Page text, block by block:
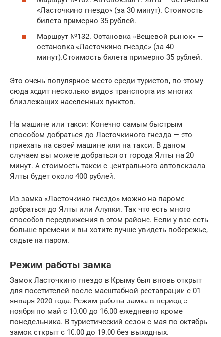
«Ласточкино гнездо» (за 30 минут). Стоимость
билета примерно 35 рублей.
Маршрут №132. Остановка «Вещевой рынок» —
остановка «Ласточкино гнездо» (за 40
минут).Стоимость билета примерно 35 рублей.
Это очень популярное место среди туристов, по этому
сюда ходит несколько видов транспорта из многих
близлежащих населенных пунктов.
На машине или такси: Конечно самым быстрым
способом добраться до Ласточкиного гнезда — это
приехать на своей машине или на такси. В даном
случаем вы можете добраться от города Ялты на 20
минут. А стоимость такси с центрального автовокзала
Ялты будет около 400 рублей.
Из замка «Ласточкино гнездо» можно на пароме
добраться до Ялты или Алупки. Так что есть много
способов передвижения в этом районе. Если у вас есть
больше времени и вы хотите лучше увидеть побережье,
сядьте на паром.
Режим работы замка
Замок Ласточкино гнездо в Крыму был вновь открыт
для посетителей после масштабной реставрации с 01
января 2020 года. Режим работы замка в период с
ноября по май с 10.00 до 16.00 ежедневно кроме
понедельника. В туристический сезон с мая по октябрь
замок открыт с 10.00 до 19.00 без выходных.